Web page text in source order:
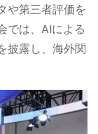
や第三者評価を
では、AIによる
披露し、海外関